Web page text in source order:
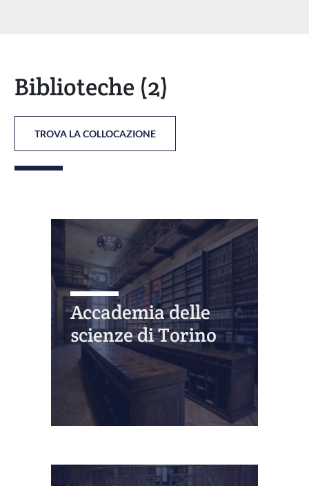
Biblioteche (2)
TROVA LA COLLOCAZIONE
Accademia delle
scienze di Torino